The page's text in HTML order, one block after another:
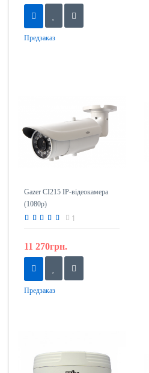
Предзаказ
Gazer CI215 IP-відеокамера
(1080p)
1
11 270грн.
Предзаказ